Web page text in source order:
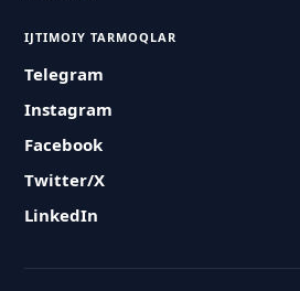
IJTIMOIY TARMOQLAR
Telegram
Instagram
Facebook
Twitter/X
LinkedIn